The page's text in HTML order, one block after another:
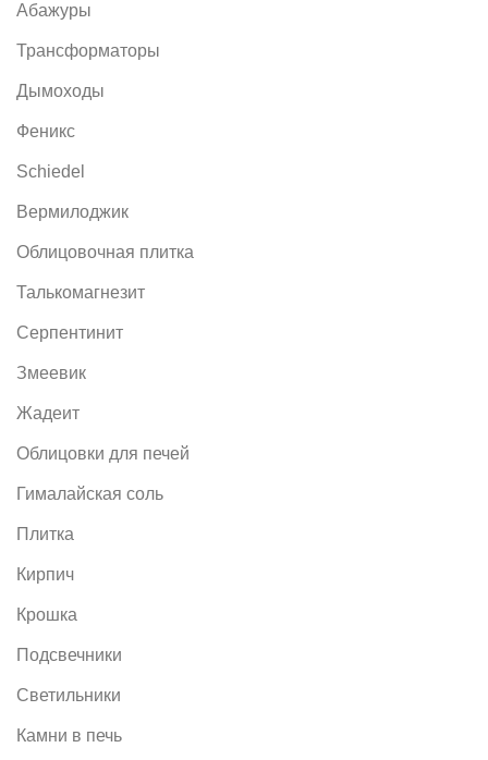
Абажуры
Трансформаторы
Дымоходы
Феникс
Schiedel
Вермилоджик
Облицовочная плитка
Талькомагнезит
Серпентинит
Змеевик
Жадеит
Облицовки для печей
Гималайская соль
Плитка
Кирпич
Крошка
Подсвечники
Светильники
Камни в печь